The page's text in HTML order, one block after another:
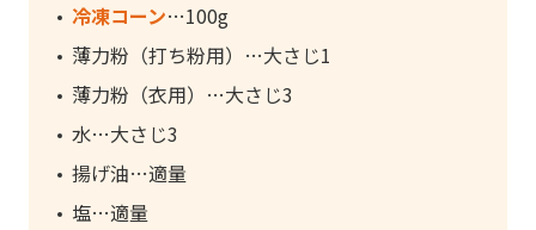
冷凍コーン
100g
薄力粉（打ち粉用）
大さじ1
薄力粉（衣用）
大さじ3
水
大さじ3
揚げ油
適量
塩
適量